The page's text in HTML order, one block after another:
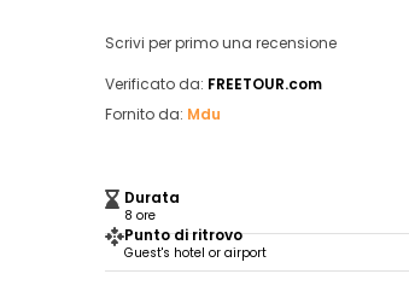
Scrivi per primo una recensione
Verificato da: FREETOUR.com
Fornito da: Mdu
Durata
8 ore
Punto di ritrovo
Guest's hotel or airport